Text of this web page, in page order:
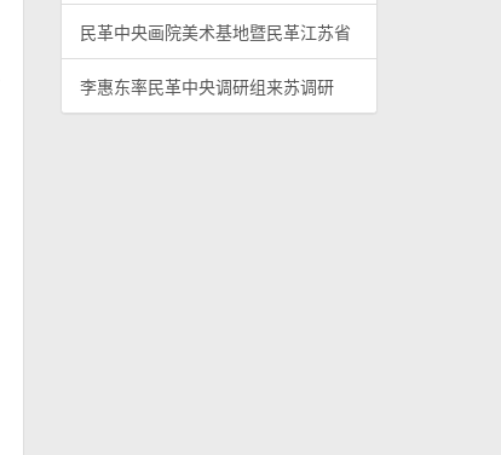
民革中央画院美术基地暨民革江苏省
李惠东率民革中央调研组来苏调研